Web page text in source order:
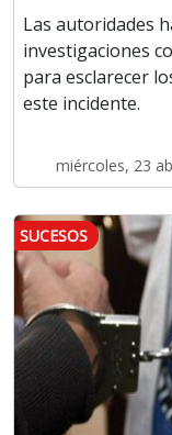
Las autoridades
investigaciones
para esclarecer
este incidente.
miércoles, 23
SUCESOS